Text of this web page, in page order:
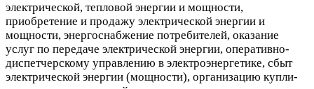
электрической, тепловой энергии и мощности,
приобретение и продажу электрической энергии и
мощности, энергоснабжение потребителей, оказание
услуг по передаче электрической энергии, оперативно-
диспетчерскому управлению в электроэнергетике, сбыт
электрической энергии (мощности), организацию купли-